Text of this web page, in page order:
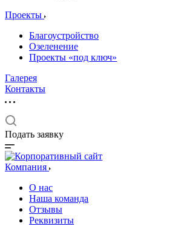
Проекты
Благоустройство
Озеленение
Проекты «под ключ»
Галерея
Контакты
Подать заявку
Компания
О нас
Наша команда
Отзывы
Реквизиты